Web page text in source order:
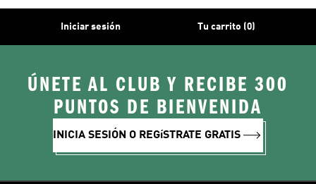
Iniciar sesión Tu carrito (0)
ÚNETE AL CLUB Y RECIBE 300
PUNTOS DE BIENVENIDA
INICIA SESIÓN O REGíSTRATE GRATIS